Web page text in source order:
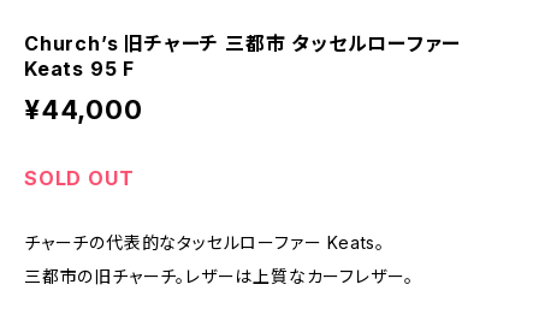
Church’s 旧チャーチ 三都市 タッセルローファー
Keats 95 F
¥44,000
SOLD OUT
チャーチの代表的なタッセルローファー Keats。
三都市の旧チャーチ。レザーは上質なカーフレザー。